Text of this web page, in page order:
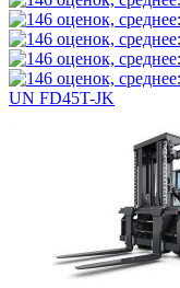
UN FD45T-JK